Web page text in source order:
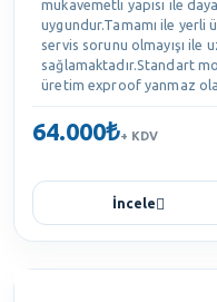
mukavemetli yapısı ile
uygundur.Tamamı ile yerli
servis sorunu olmayışı ile
sağlamaktadır.Standart
üretim exproof yanmaz
64.000₺+ KDV
İncele